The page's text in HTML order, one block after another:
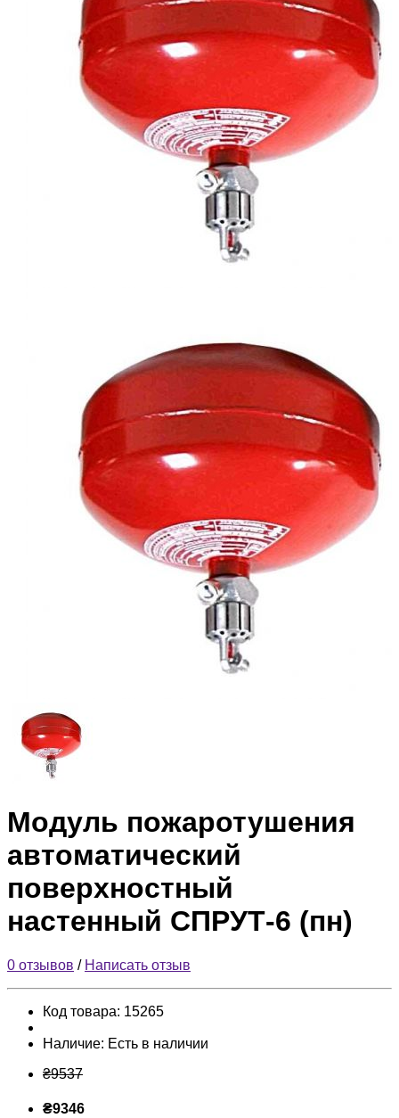
Модуль пожаротушения
автоматический
поверхностный
настенный СПРУТ-6 (пн)
0 отзывов / Написать отзыв
Код товара: 15265
Наличие: Есть в наличии
₴9537
₴9346